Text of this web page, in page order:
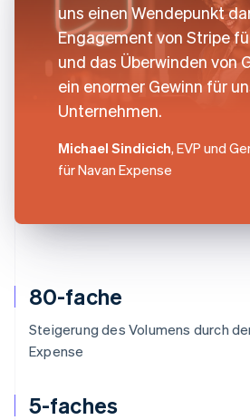
80-fache
Steigerung des Volumens durch
Expense
5-faches
uns einen Wendepunkt
Engagement von Stripe
und das Überwinden von
ein enormer Gewinn für
Unternehmen.
Michael Sindicich, EVP und
für Navan Expense